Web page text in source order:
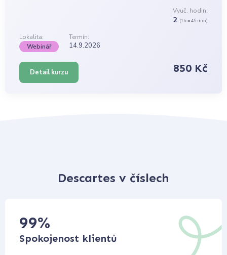
Vyuč. hodin:
2 (1h = 45 min)
Lokalita:
Termín:
Webinář
14.9.2026
Detail kurzu 850 Kč
Descartes v číslech
99%
Spokojenost klientů